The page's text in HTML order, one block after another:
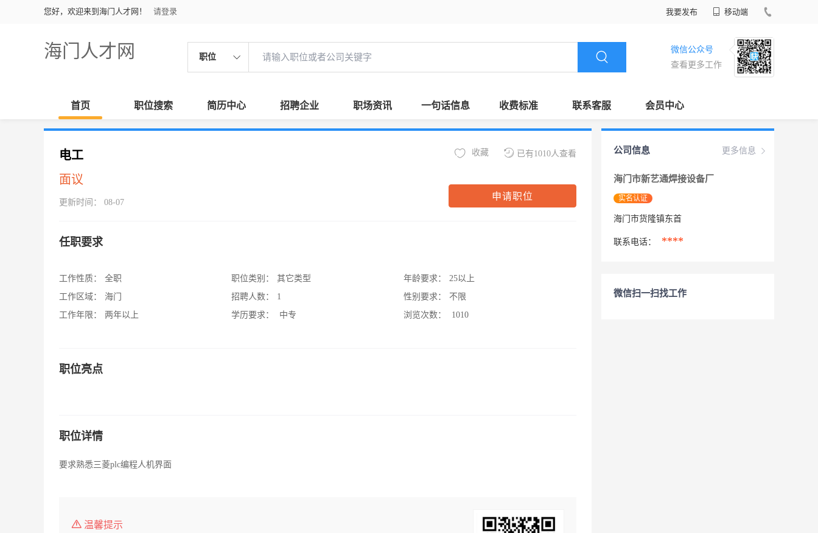
您好，欢迎来到海门人才网！ 请登录 我要发布 移动端
海门人才网 职位
微信公众号
查看更多工作
首页 职位搜索 简历中心 招聘企业 职场资讯 一句话信息 收费标准 联系客服 会员中心
电工
面议
更新时间： 08-07
已有1010人查看
收藏
申请职位
任职要求
工作性质：
全职
工作区域：
海门
工作年限：
两年以上
职位类别：
其它类型
招聘人数：
1
学历要求：
中专
年龄要求：
25以上
性别要求：
不限
浏览次数：
1010
职位亮点
职位详情
要求熟悉三菱plc编程人机界面
温馨提示
更多信息
公司信息
海门市新艺通焊接设备厂
实名认证
海门市货隆镇东首
联系电话： ****
微信扫一扫找工作